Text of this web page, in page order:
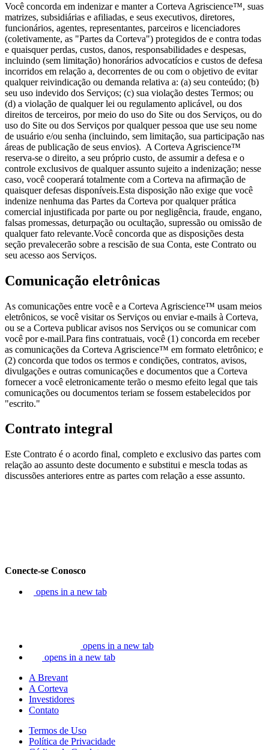
Você concorda em indenizar e manter a Corteva Agriscience™, suas
matrizes, subsidiárias e afiliadas, e seus executivos, diretores,
funcionários, agentes, representantes, parceiros e licenciadores
(coletivamente, as "Partes da Corteva") protegidos de e contra todas
e quaisquer perdas, custos, danos, responsabilidades e despesas,
incluindo (sem limitação) honorários advocatícios e custos de defesa
incorridos em relação a, decorrentes de ou com o objetivo de evitar
qualquer reivindicação ou demanda relativa a: (a) seu conteúdo; (b)
seu uso indevido dos Serviços; (c) sua violação destes Termos; ou
(d) a violação de qualquer lei ou regulamento aplicável, ou dos
direitos de terceiros, por meio do uso do Site ou dos Serviços, ou do
uso do Site ou dos Serviços por qualquer pessoa que use seu nome
de usuário e/ou senha (incluindo, sem limitação, sua participação nas
áreas de publicação de seus envios). A Corteva Agriscience™
reserva-se o direito, a seu próprio custo, de assumir a defesa e o
controle exclusivos de qualquer assunto sujeito a indenização; nesse
caso, você cooperará totalmente com a Corteva na afirmação de
quaisquer defesas disponíveis.Esta disposição não exige que você
indenize nenhuma das Partes da Corteva por qualquer prática
comercial injustificada por parte ou por negligência, fraude, engano,
falsas promessas, deturpação ou ocultação, supressão ou omissão de
qualquer fato relevante.Você concorda que as disposições desta
seção prevalecerão sobre a rescisão de sua Conta, este Contrato ou
seu acesso aos Serviços.
Comunicação eletrônicas
As comunicações entre você e a Corteva Agriscience™ usam meios
eletrônicos, se você visitar os Serviços ou enviar e-mails à Corteva,
ou se a Corteva publicar avisos nos Serviços ou se comunicar com
você por e-mail.Para fins contratuais, você (1) concorda em receber
as comunicações da Corteva Agriscience™ em formato eletrônico; e
(2) concorda que todos os termos e condições, contratos, avisos,
divulgações e outras comunicações e documentos que a Corteva
fornecer a você eletronicamente terão o mesmo efeito legal que tais
comunicações ou documentos teriam se fossem estabelecidos por
"escrito."
Contrato integral
Este Contrato é o acordo final, completo e exclusivo das partes com
relação ao assunto deste documento e substitui e mescla todas as
discussões anteriores entre as partes com relação a esse assunto.
Conecte-se Conosco
opens in a new tab
opens in a new tab
opens in a new tab
A Brevant
A Corteva
Investidores
Contato
Termos de Uso
Política de Privacidade